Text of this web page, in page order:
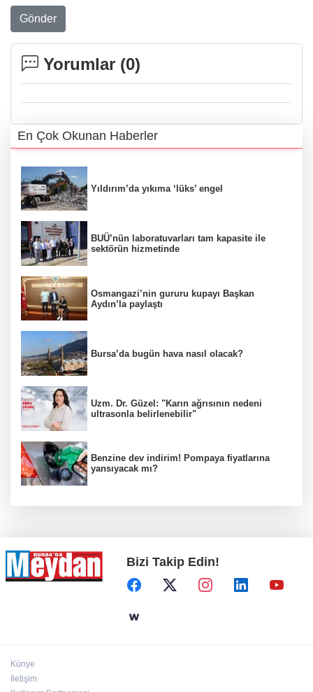
Gönder
Yorumlar (0)
En Çok Okunan Haberler
Yıldırım’da yıkıma ‘lüks’ engel
BUÜ’nün laboratuvarları tam kapasite ile
sektörün hizmetinde
Osmangazi’nin gururu kupayı Başkan
Aydın’la paylaştı
Bursa’da bugün hava nasıl olacak?
Uzm. Dr. Güzel: "Karın ağrısının nedeni
ultrasonla belirlenebilir"
Benzine dev indirim! Pompaya fiyatlarına
yansıyacak mı?
Bizi Takip Edin!
Künye
İletişim